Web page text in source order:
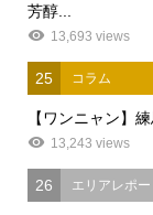
芳醇...
13,693 views
25 コラム
【ワンニャン】
13,243 views
26 エリアレポー